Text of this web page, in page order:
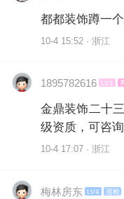
都都装饰蹲一个
10-4 15:52 · 浙江
1895782616 LV1
金鼎装饰二十
级资质，可咨询
10-4 17:07 · 浙江
梅林房东 LV4 巡检